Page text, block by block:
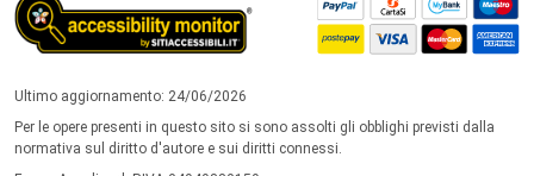
Ultimo aggiornamento: 24/06/2026
Per le opere presenti in questo sito si sono assolti gli obblighi previsti dalla
normativa sul diritto d'autore e sui diritti connessi.